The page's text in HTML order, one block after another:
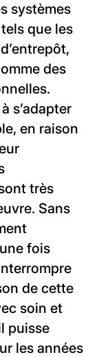
systèmes
que les
des
s’adapter
en raison
très
Sans
fois
de cette
soin et
puisse
les années